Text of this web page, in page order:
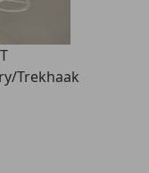
Trekhaak